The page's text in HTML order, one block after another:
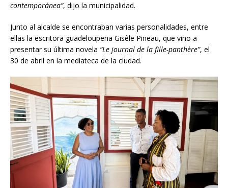
contemporánea”, dijo la municipalidad.
Junto al alcalde se encontraban varias personalidades, entre
ellas la escritora guadeloupeña Gisèle Pineau, que vino a
presentar su última novela “Le journal de la fille-panthère”, el
30 de abril en la mediateca de la ciudad.